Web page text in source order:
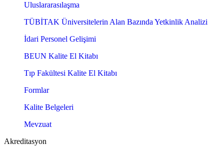
Uluslararasılaşma
TÜBİTAK Üniversitelerin Alan Bazında Yetkinlik Analizi
İdari Personel Gelişimi
BEUN Kalite El Kitabı
Tıp Fakültesi Kalite El Kitabı
Formlar
Kalite Belgeleri
Mevzuat
Akreditasyon